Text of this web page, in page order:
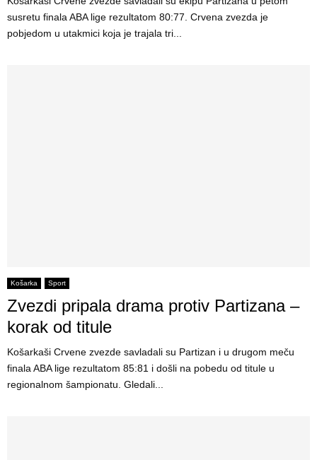
susretu finala ABA lige rezultatom 80:77. Crvena zvezda je
pobjedom u utakmici koja je trajala tri...
Košarka Sport
Zvezdi pripala drama protiv Partizana –
korak od titule
Košarkaši Crvene zvezde savladali su Partizan i u drugom meču
finala ABA lige rezultatom 85:81 i došli na pobedu od titule u
regionalnom šampionatu. Gledali...